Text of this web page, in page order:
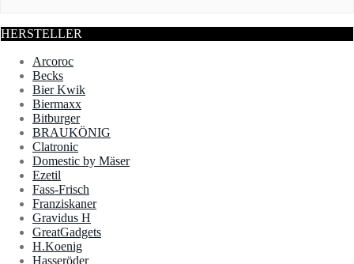
HERSTELLER
Arcoroc
Becks
Bier Kwik
Biermaxx
Bitburger
BRAUKÖNIG
Clatronic
Domestic by Mäser
Ezetil
Fass-Frisch
Franziskaner
Gravidus H
GreatGadgets
H.Koenig
Hasseröder